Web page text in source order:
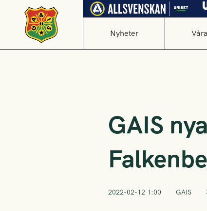
Nyheter
GAIS
2022-02-12 1:00 GAIS